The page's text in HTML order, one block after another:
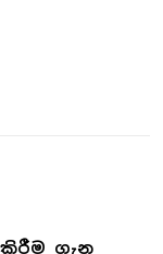
ගැන